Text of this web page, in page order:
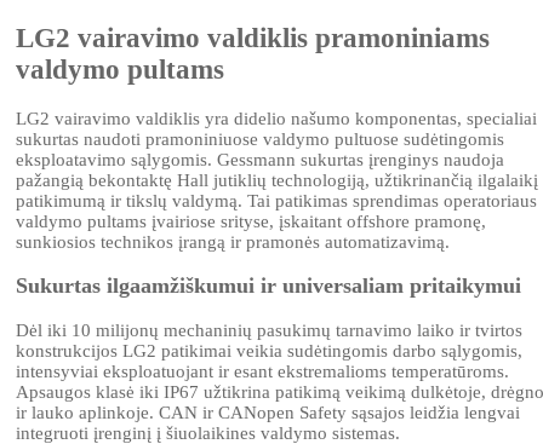
LG2 vairavimo valdiklis pramoniniams
valdymo pultams
LG2 vairavimo valdiklis yra didelio našumo komponentas, specialiai
sukurtas naudoti pramoniniuose valdymo pultuose sudėtingomis
eksploatavimo sąlygomis. Gessmann sukurtas įrenginys naudoja
pažangią bekontaktę Hall jutiklių technologiją, užtikrinančią ilgalaikį
patikimumą ir tikslų valdymą. Tai patikimas sprendimas operatoriaus
valdymo pultams įvairiose srityse, įskaitant offshore pramonę,
sunkiosios technikos įrangą ir pramonės automatizavimą.
Sukurtas ilgaamžiškumui ir universaliam pritaikymui
Dėl iki 10 milijonų mechaninių pasukimų tarnavimo laiko ir tvirtos
konstrukcijos LG2 patikimai veikia sudėtingomis darbo sąlygomis,
intensyviai eksploatuojant ir esant ekstremalioms temperatūroms.
Apsaugos klasė iki IP67 užtikrina patikimą veikimą dulkėtoje,
ir lauko aplinkoje. CAN ir CANopen Safety sąsajos leidžia lengvai
integruoti įrenginį į šiuolaikines valdymo sistemas.